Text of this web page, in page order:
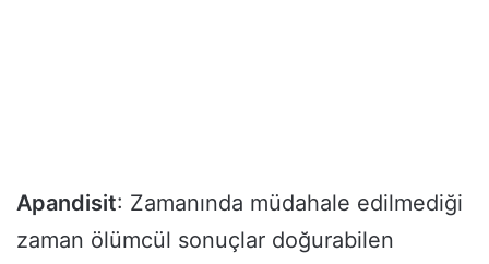
Apandisit: Zamanında müdahale edilmediği
zaman ölümcül sonuçlar doğurabilen